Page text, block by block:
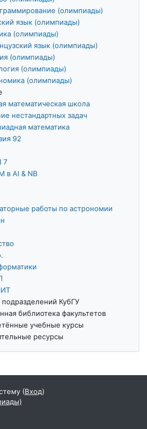
(олимпиады)
язык (олимпиады)
(олимпиады)
язык (олимпиады)
(олимпиады)
(олимпиады)
(олимпиады)
математическая школа
нестандартных задач
математика
92
7
в AI & NB
работы по астрономии
КубГУ
библиотека факультетов
учебные курсы
ресурсы
(Вход)